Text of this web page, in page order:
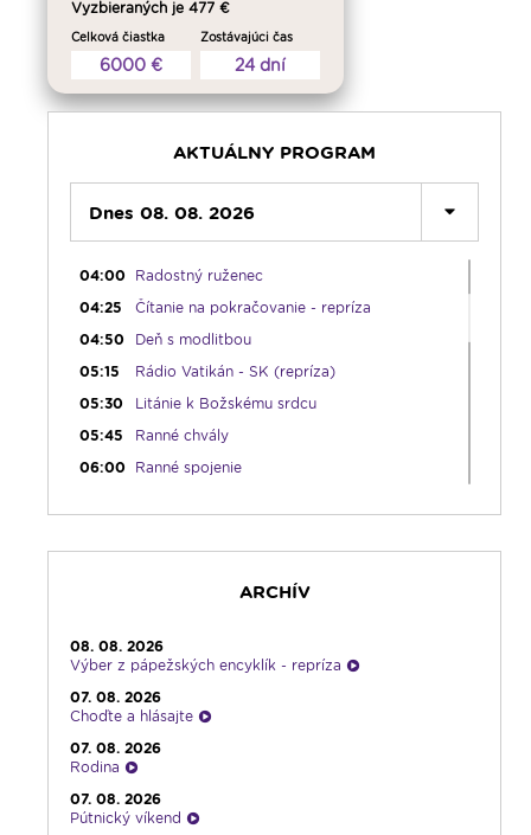
Vyzbieraných je 477 €
Celková čiastka
6000 €
Zostávajúci čas
24 dní
AKTUÁLNY PROGRAM
Dnes 08. 08. 2026
00:00 Predel do nového dňa
Fujarôčka moja - repríza
01:30
Výber z pápežských encyklík - repríza
02:00
Počúvaj srdcom - repríza
03:00 Rozhovor týždňa - nočná repríza
04:00
Radostný ruženec
04:25
Čítanie na pokračovanie - repríza
04:50
Deň s modlitbou
05:15
Rádio Vatikán - SK (repríza)
05:30
Litánie k Božskému srdcu
05:45
Ranné chvály
06:00
Ranné spojenie
Emauzy - mimoriadny prenos
13:00
Na úsmev a zamyslenie
14:00
Vyznania - repríza
15:00
Korunka Božieho milosrdenstva - Hodina
milosrdenstva
15:15
Literárna kaviareň
15:50
Vatikánsky týždenník (r.)
ARCHÍV
08. 08. 2026
Výber z pápežských encyklík - repríza
07. 08. 2026
Choďte a hlásajte
07. 08. 2026
Rodina
07. 08. 2026
Pútnický víkend